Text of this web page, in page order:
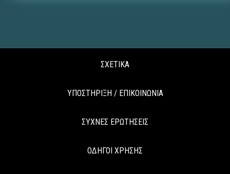
ΣΧΕΤΙΚΑ
ΥΠΟΣΤΗΡΙΞΗ / ΕΠΙΚΟΙΝΩΝΙΑ
ΣΥΧΝΕΣ ΕΡΩΤΗΣΕΙΣ
ΟΔΗΓΟΙ ΧΡΗΣΗΣ